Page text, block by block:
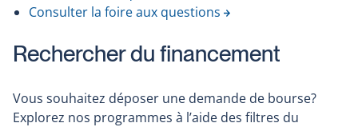
Consulter la foire aux questions
Rechercher du financement
Vous souhaitez déposer une demande de bourse?
Explorez nos programmes à l’aide des filtres du